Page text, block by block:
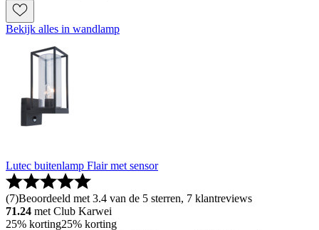
Bekijk alles in wandlamp
Lutec buitenlamp Flair met sensor
(7)Beoordeeld met 3.4 van de 5 sterren, 7 klantreviews
71.24 met Club Karwei
25% korting25% korting